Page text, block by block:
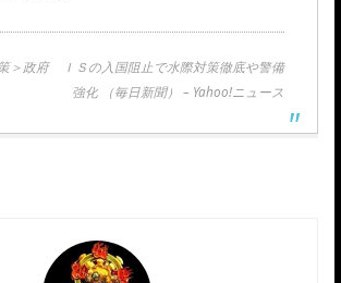
＞政府 ＩＳの入国阻止で水際対策徹底や警備
強化 （毎日新聞） – Yahoo!ニュース